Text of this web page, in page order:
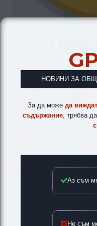
НОВИНИ ЗА
За да може да
съдържание , трябва
Аз съм
Не съм